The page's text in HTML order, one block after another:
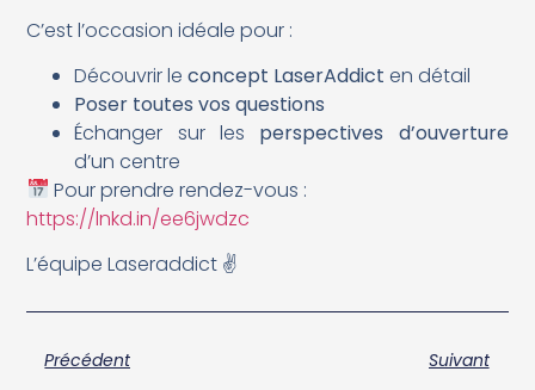
C’est l’occasion idéale pour :
Découvrir leconcept LaserAddict en détail
Poser toutes vos questions
Échanger sur les perspectives d’ouverture
d’un centre
Pour prendre rendez-vous :
https://lnkd.in/ee6jwdzc
L’équipe Laseraddict ✌️
Précédent
Suivant